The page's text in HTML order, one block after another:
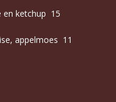
en ketchup 15
appelmoes 11